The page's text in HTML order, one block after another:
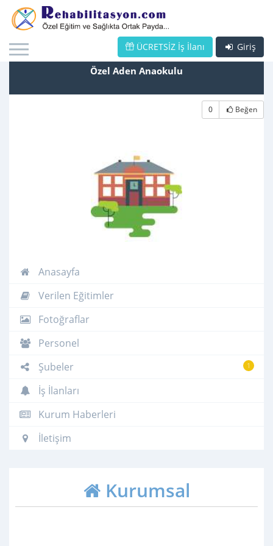
Giriş
ÜCRETSİZ İş İlanı
Özel Aden Anaokulu
0 Beğen
Anasayfa
Verilen Eğitimler
Fotoğraflar
Personel
1
Şubeler
İş İlanları
Kurum Haberleri
İletişim
Kurumsal